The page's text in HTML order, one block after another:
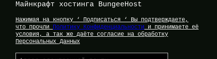
Майнкрафт хостинга BungeeHost
Нажимая на кнопку ‘ Подписаться ‘ Вы подтверждаете,
что прочли Политику Конфиденциальности и принимаете её
условия, а так же даёте согласие на обработку
Персональных Данных